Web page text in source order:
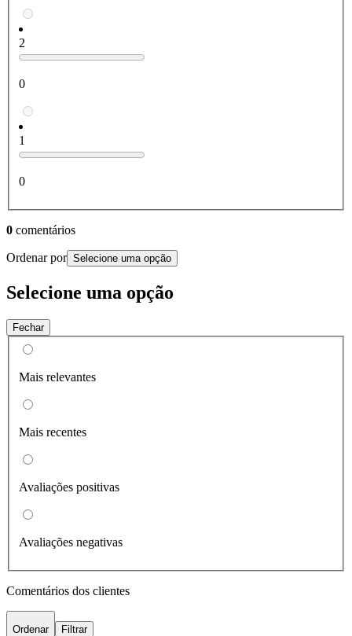
2
0
1
0
0 comentários
Ordenar por Selecione uma opção
Selecione uma opção
Fechar
Mais relevantes
Mais recentes
Avaliações positivas
Avaliações negativas
Comentários dos clientes
Ordenar Filtrar